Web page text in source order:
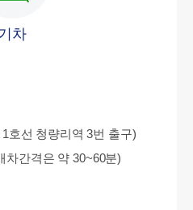
차
호선 청량리역 3번 출구)
차간격은 약 30~60분)